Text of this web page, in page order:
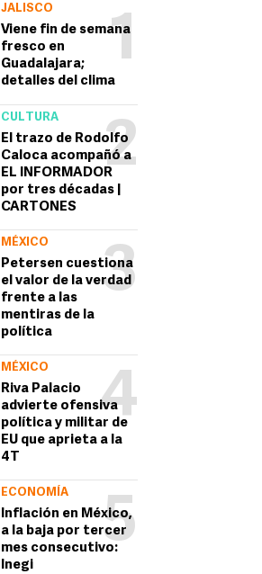
1
JALISCO
Viene fin de semana
fresco en
Guadalajara;
detalles del clima
2
CULTURA
El trazo de Rodolfo
Caloca acompañó a
EL INFORMADOR
por tres décadas |
CARTONES
3
MÉXICO
Petersen cuestiona
el valor de la verdad
frente a las
mentiras de la
política
4
MÉXICO
Riva Palacio
advierte ofensiva
política y militar de
EU que aprieta a la
4T
5
ECONOMÍA
Inflación en México,
a la baja por tercer
mes consecutivo:
Inegi